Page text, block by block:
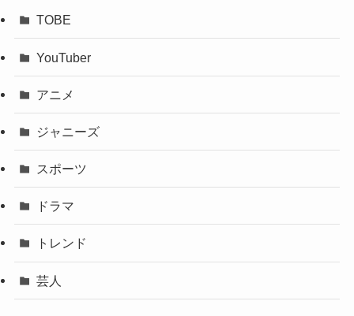
TOBE
YouTuber
アニメ
ジャニーズ
スポーツ
ドラマ
トレンド
芸人